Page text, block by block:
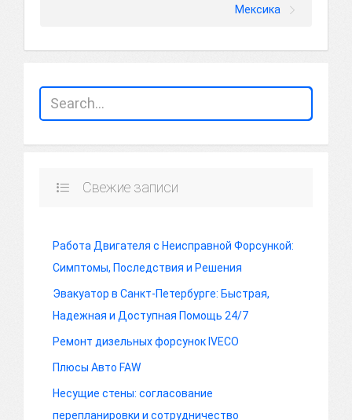
Мексика
Свежие записи
Работа Двигателя с Неисправной Форсункой:
Симптомы, Последствия и Решения
Эвакуатор в Санкт-Петербурге: Быстрая,
Надежная и Доступная Помощь 24/7
Ремонт дизельных форсунок IVECO
Плюсы Авто FAW
Несущие стены: согласование
перепланировки и сотрудничество